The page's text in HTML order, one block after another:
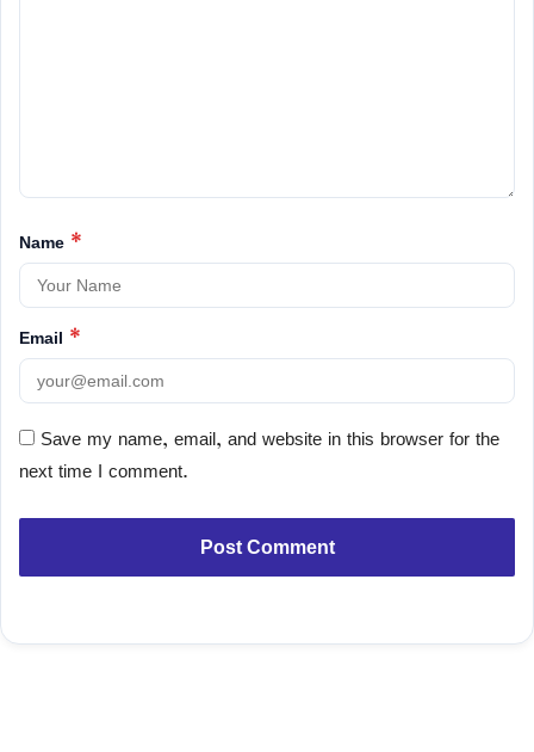
Name *
Email *
Save my name, email, and website in this browser for the
next time I comment.